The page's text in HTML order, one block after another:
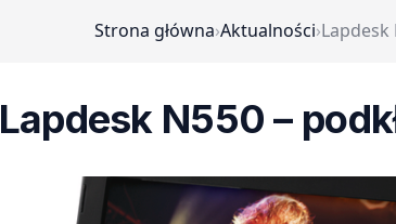
Strona główna›Aktualności›Lapdesk
Lapdesk N550 –